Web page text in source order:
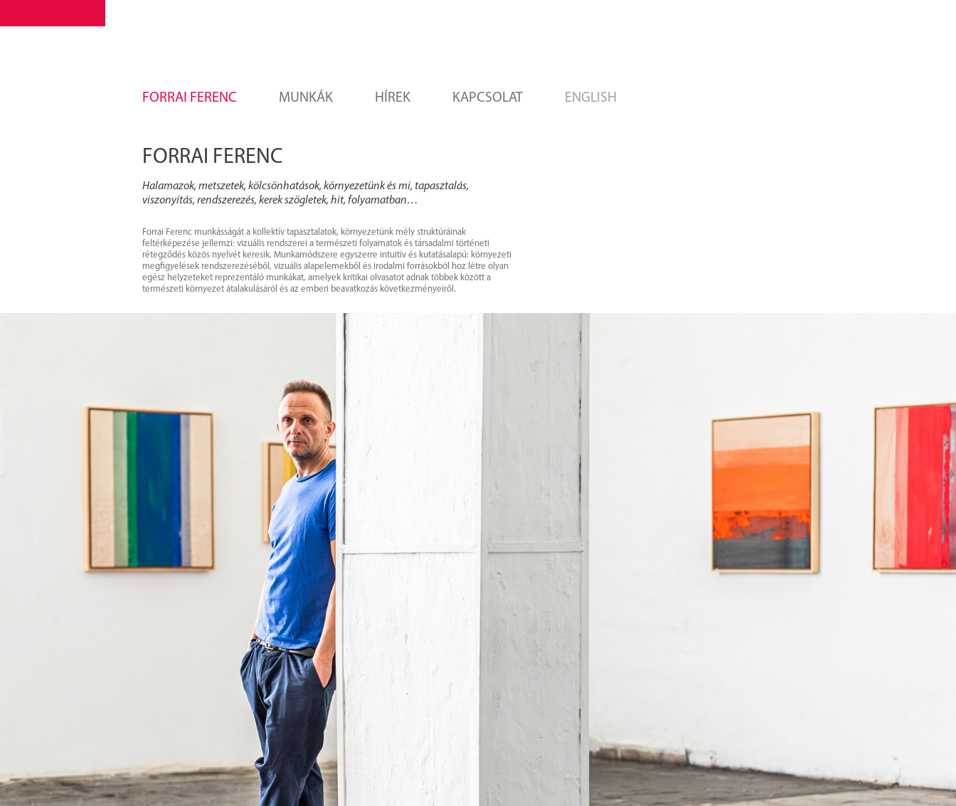
FORRAI FERENC MUNKÁK HÍREK KAPCSOLAT ENGLISH
FORRAI FERENC
Halamazok, metszetek, kölcsönhatások, környezetünk és mi, tapasztalás,
viszonyítás, rendszerezés, kerek szögletek, hit, folyamatban…
Forrai Ferenc munkásságát a kollektív tapasztalatok, környezetünk mély struktúráinak
feltérképezése jellemzi: vizuális rendszerei a természeti folyamatok és társadalmi történeti
rétegződés közös nyelvét keresik. Munkamódszere egyszerre intuitív és kutatásalapú: környezeti
megfigyelések rendszerezéséből, vizuális alapelemekből és irodalmi forrásokból hoz létre olyan
egész helyzeteket reprezentáló munkákat, amelyek kritikai olvasatot adnak többek között a
természeti környezet átalakulásáról és az emberi beavatkozás következményeiről.